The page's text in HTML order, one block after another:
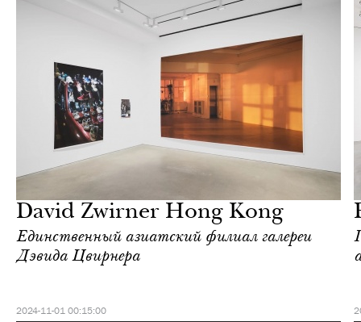
David Zwirner Hong Kong
Единственный азиатский филиал галереи
Дэвида Цвирнера
2024-11-01 00:15:00